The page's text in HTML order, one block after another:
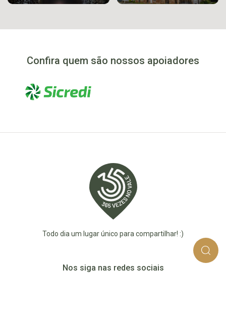
Confira quem são nossos apoiadores
Todo dia um lugar único para compartilhar! :)
Nos siga nas redes sociais